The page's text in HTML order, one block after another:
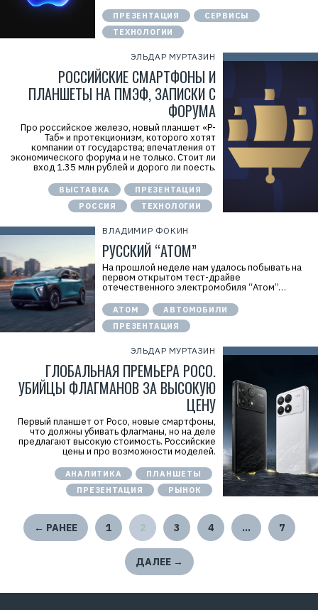
ПРЕЗЕНТАЦИЯ
СЕРВИСЫ
ТЕХНОЛОГИИ
ЭЛЬДАР МУРТАЗИН
РОССИЙСКИЕ СМАРТФОНЫ И
ПЛАНШЕТЫ НА ПМЭФ, ЗАПИСКИ С
ФОРУМА
Про российское железо, новый планшет «Р-
Таб» и протекционизм, которого хотят
компании от государства; впечатления от
экономического форума и не только. Стоит ли
вход 1.35 млн рублей и дорого ли поесть.
ВЫСТАВКА
ПРЕЗЕНТАЦИЯ
РОССИЯ
ТЕХНОЛОГИИ
ВЛАДИМИР ФОКИН
РУССКИЙ “АТОМ”
На прошлой неделе нам удалось побывать на
первом открытом тест-драйве
отечественного электромобиля “Атом”…
АТОМ
АВТОМОБИЛИ
ПРЕЗЕНТАЦИЯ
ЭЛЬДАР МУРТАЗИН
ГЛОБАЛЬНАЯ ПРЕМЬЕРА POCO.
УБИЙЦЫ ФЛАГМАНОВ ЗА ВЫСОКУЮ
ЦЕНУ
Первый планшет от Poco, новые смартфоны,
что должны убивать флагманы, но на деле
предлагают высокую стоимость. Российские
цены и про возможности моделей.
АНАЛИТИКА
ПЛАНШЕТЫ
ПРЕЗЕНТАЦИЯ
РЫНОК
← РАНЕЕ 1 3 4 … 7
ДАЛЕЕ →